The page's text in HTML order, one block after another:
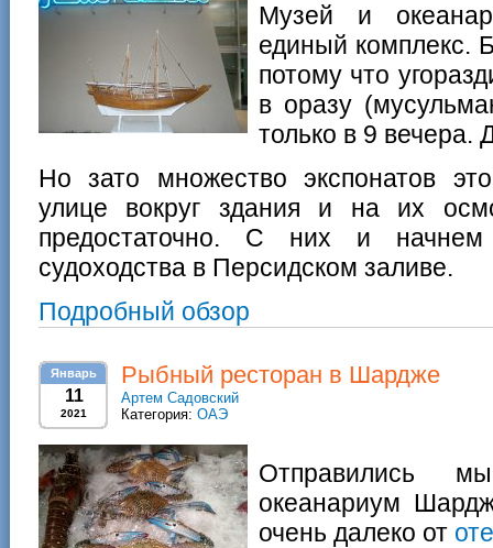
Музей и
единый комплекс.
потому что
в оразу
только в 9 вечера.
Но зато множество экспонатов
улице вокруг здания и на их
предостаточно. С них и начнем
судоходства в Персидском заливе.
Подробный обзор
Январь
11
2021
Рыбный ресторан в Шардже
Артем Садовский
Категория: ОАЭ
Отправились
океанариум
очень далеко от